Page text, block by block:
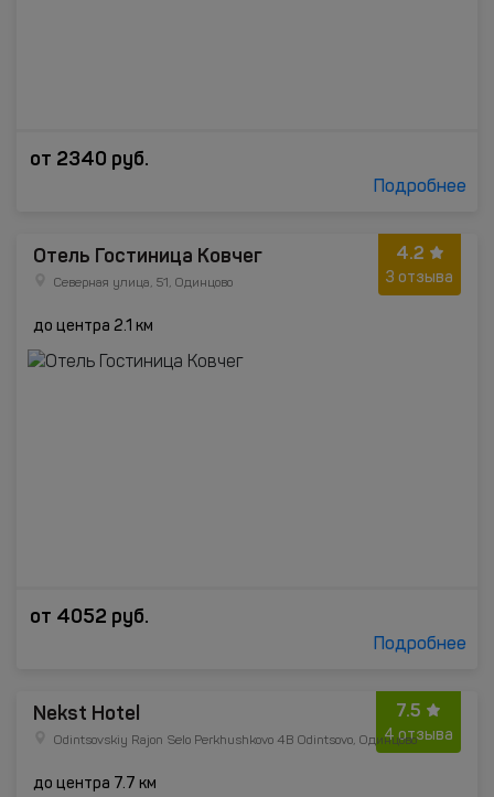
от 2340 руб.
Подробнее
4.2
3 отзыва
Отель Гостиница Ковчег
Северная улица, 51, Одинцово
до центра 2.1 км
от 4052 руб.
Подробнее
7.5
4 отзыва
Nekst Hotel
Odintsovskiy Rajon Selo Perkhushkovo 4В Odintsovo, Одинцово
до центра 7.7 км